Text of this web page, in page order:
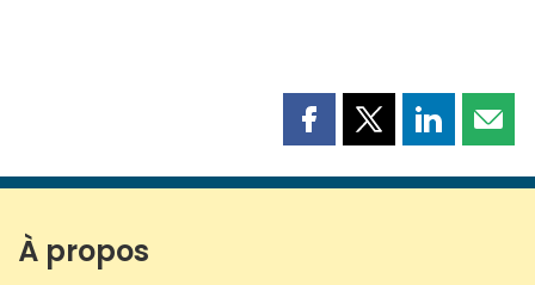
Partager
page
Partager
page
Partager
page page
À propos